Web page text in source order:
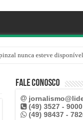
nunca esteve disponível
Fale Conosco
(49) 3527 - 9000
(49) 98437 -